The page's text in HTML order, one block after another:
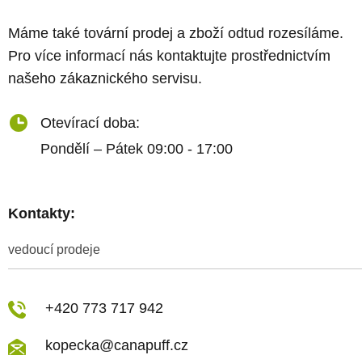
Máme také tovární prodej a zboží odtud rozesíláme.
Pro více informací nás kontaktujte prostřednictvím
našeho zákaznického servisu.
Otevírací doba:
Pondělí – Pátek 09:00 - 17:00
Kontakty:
vedoucí prodeje
+420 773 717 942
kopecka@canapuff.cz